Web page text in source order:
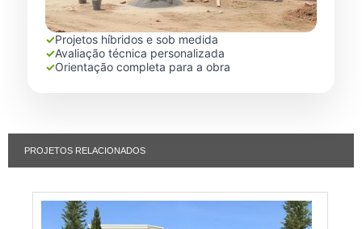
✓Projetos híbridos e sob medida
✓Avaliação técnica personalizada
✓Orientação completa para a obra
PROJETOS RELACIONADOS